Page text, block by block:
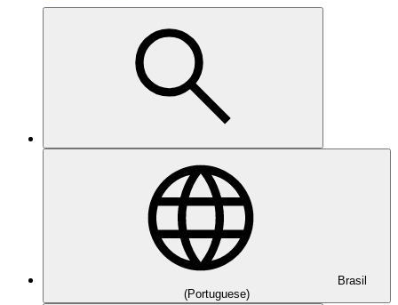
Brasil
(Portuguese)